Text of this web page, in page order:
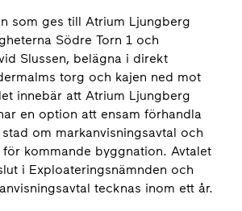
som ges till Atrium Ljungberg
Södre Torn 1 och
Slussen, belägna i direkt
torg och kajen ned mot
innebär att Atrium Ljungberg
en option att ensam förhandla
om markanvisningsavtal och
kommande byggnation. Avtalet
i Exploateringsnämnden och
tecknas inom ett år.